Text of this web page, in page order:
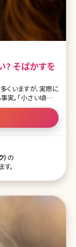
? そばかすを
くいますが、実際に
。「小さい頃はそ
って思われる」、そ
でも現代の美容医療
今回はそ
め、一度改善して
療、内服治療、外用
ので、医療機関でよ
す
の
。